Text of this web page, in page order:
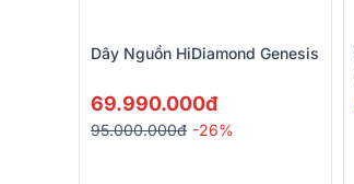
Dây Nguồn HiDiamond Genesis
69.990.000đ
95.000.000đ -26%